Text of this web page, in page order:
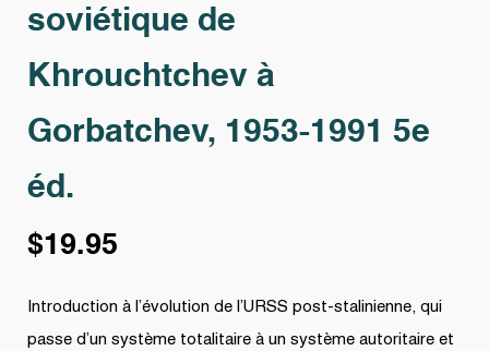
soviétique de
Khrouchtchev à
Gorbatchev, 1953-1991 5e
éd.
$19.95
Introduction à l’évolution de l’URSS post-stalinienne, qui
passe d’un système totalitaire à un système autoritaire et